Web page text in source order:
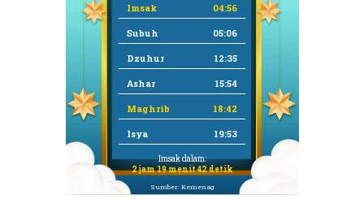
Imsak 04:56
Subuh 05:06
Dzuhur 12:35
Ashar 15:54
Maghrib 18:42
Isya 19:53
Imsak dalam:
2 jam 19 menit 42 detik
Sumber: Kemenag